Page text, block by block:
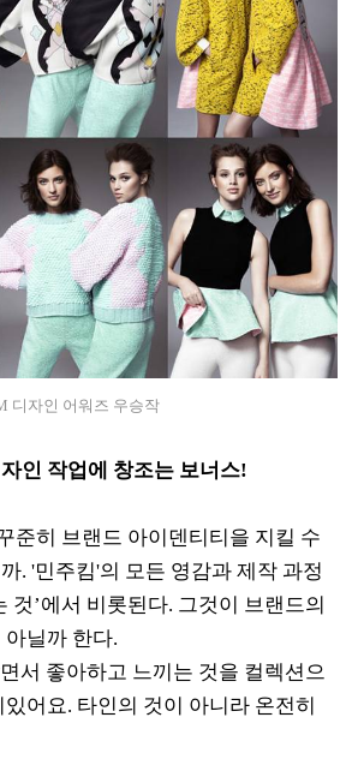
디자인 어워즈 우승작
인 작업에 창조는 보너스!
준히 브랜드 아이덴티티을 지킬 수
. '민주킴'의 모든 영감과 제작 과정
것’에서 비롯된다. 그것이 브랜드의
닐까 한다.
서 좋아하고 느끼는 것을 컬렉션으
어요. 타인의 것이 아니라 온전히